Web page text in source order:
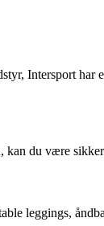
Intersport har
du være
leggings,